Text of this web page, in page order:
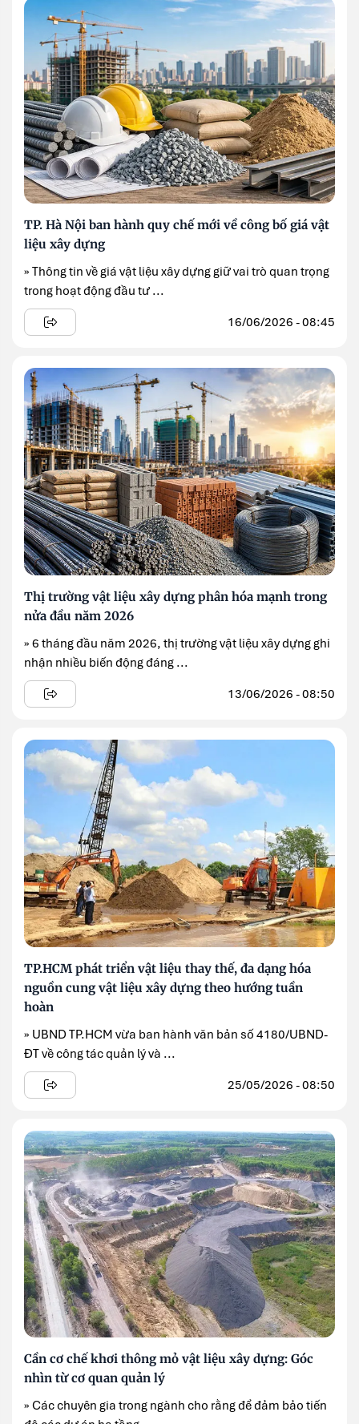
TP. Hà Nội ban hành quy chế mới về công bố giá vật
liệu xây dựng
» Thông tin về giá vật liệu xây dựng giữ vai trò quan trọng
trong hoạt động đầu tư ...
16/06/2026 - 08:45
Thị trường vật liệu xây dựng phân hóa mạnh trong
nửa đầu năm 2026
» 6 tháng đầu năm 2026, thị trường vật liệu xây dựng ghi
nhận nhiều biến động đáng ...
13/06/2026 - 08:50
TP.HCM phát triển vật liệu thay thế, đa dạng hóa
nguồn cung vật liệu xây dựng theo hướng tuần
hoàn
» UBND TP.HCM vừa ban hành văn bản số 4180/UBND-
ĐT về công tác quản lý và ...
25/05/2026 - 08:50
Cần cơ chế khơi thông mỏ vật liệu xây dựng: Góc
nhìn từ cơ quan quản lý
» Các chuyên gia trong ngành cho rằng để đảm bảo tiến